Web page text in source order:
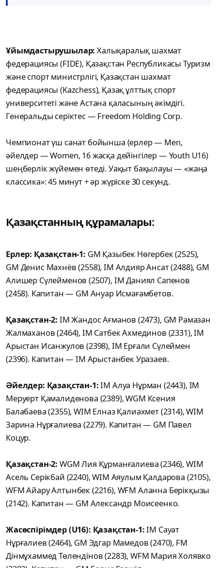
Ұйымдастырушылар: Халықаралық шахмат
федерациясы (FIDE), Қазақстан Республикасы Туризм
және спорт министрлігі, Қазақстан шахмат
федерациясы (Kazchess), Қазақ ұлттық спорт
университеті және Астана қаласының әкімдігі.
Генеральды серіктес — Freedom Holding Corp.
Чемпионат үш санат бойынша (ерлер — Men,
әйелдер — Women, 16 жасқа дейінгілер — Youth U16)
шеңберлік жүйемен өтеді. Уақыт бақылауы — «жаңа
классика»: 45 минут + әр жүріске 30 секунд.
Қазақстанның құрамалары:
Ерлер: Қазақстан-1: GM Қазыбек Нөгербек (2525),
GM Денис Махнёв (2558), IM Алдияр Ансат (2488), GM
Алишер Сүлейменов (2507), IM Даниял Сапенов
(2458). Капитан — GM Ануар Исмағамбетов.
Қазақстан-2: IM Жандос Ағманов (2473), GM Рамазан
Жалмаханов (2464), IM Сатбек Ахмединов (2331), IM
Арыстан Исанжулов (2398), IM Ерғали Сүлеймен
(2396). Капитан — IM Арыстанбек Уразаев.
Әйелдер: Қазақстан-1:IM Алуа Нұрман (2443), IM
Меруерт Қамалиденова (2389), WGM Ксения
Балабаева (2355), WIM Елназ Қалиахмет (2314), WIM
Зарина Нұрғалиева (2279). Капитан — GM Павел
Коцур.
Қазақстан-2: WGM Лия Құрманғалиева (2346), WIM
Асель Серікбай (2240), WIM Аяулым Қалдарова (2105),
WFM Айару Алтынбек (2216), WFM Аланна Берікқызы
(2142). Капитан — GM Александр Моисеенко.
Жасөспірімдер (U16): Қазақстан-1:IM Сауат
Нұрғалиев (2464), GM Эдгар Мамедов (2470), FM
Дінмұхаммед Төлендінов (2283), WFM Мария Холявко